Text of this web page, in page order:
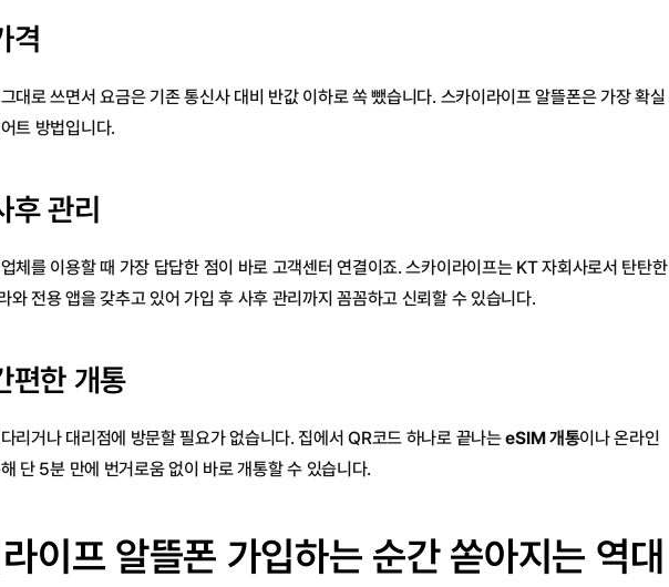
격
대로 쓰면서 요금은 기존 통신사 대비 반값 이하로 쏙 뺐습니다. 스카이라이프 알뜰폰은 가장 확실
트 방법입니다.
후 관리
체를 이용할 때 가장 답답한 점이 바로 고객센터 연결이죠. 스카이라이프는 KT 자회사로서 탄탄한
와 전용 앱을 갖추고 있어 가입 후 사후 관리까지 꼼꼼하고 신뢰할 수 있습니다.
편한 개통
리거나 대리점에 방문할 필요가 없습니다. 집에서 QR코드 하나로 끝나는 eSIM 개통
단 5분 만에 번거로움 없이 바로 개통할 수 있습니다.
이프 알뜰폰 가입하는 순간 쏟아지는 역대